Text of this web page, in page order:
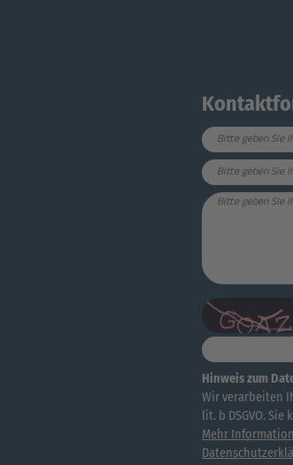
Hinweis zum
Wir verarbeiten
lit. b DSGVO.
Mehr